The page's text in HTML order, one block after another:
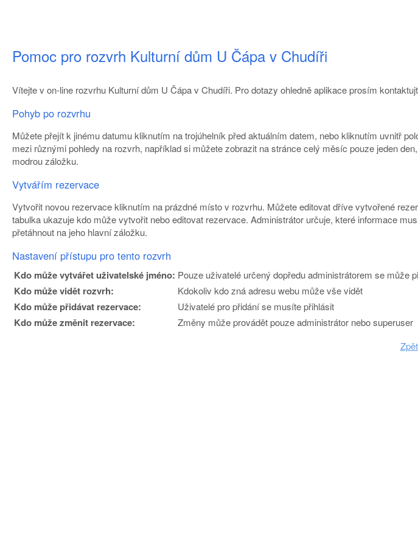
Pomoc pro rozvrh Kulturní dům U Čápa v Chudíři
Vítejte v on-line rozvrhu Kulturní dům U Čápa v Chudíři. Pro dotazy ohledně aplikace prosím
Pohyb po rozvrhu
Můžete přejít k jinému datumu kliknutím na trojúhelník před aktuálním datem, nebo kliknutím uvnitř
mezi různými pohledy na rozvrh, například si můžete zobrazit na stránce celý měsíc pouze jeden
modrou záložku.
Vytvářím rezervace
Vytvořit novou rezervace kliknutím na prázdné místo v rozvrhu. Můžete editovat dříve vytvořené
tabulka ukazuje kdo může vytvořit nebo editovat rezervace. Administrátor určuje, které informace
přetáhnout na jeho hlavní záložku.
Nastavení přístupu pro tento rozvrh
Kdo může vytvářet uživatelské jméno: Pouze uživatelé určený dopředu administrátorem se může
Kdo může vidět rozvrh: Kdokoliv kdo zná adresu webu může vše vidět
Kdo může přidávat rezervace: Uživatelé pro přidání se musíte přihlásit
Kdo může změnit rezervace:
Změny může provádět pouze administrátor nebo superuser
Zpět